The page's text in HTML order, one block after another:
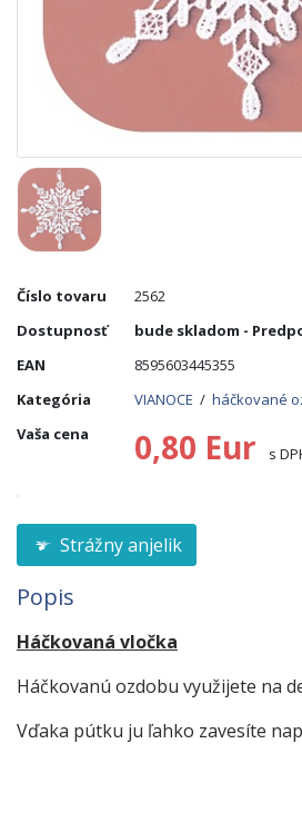
Číslo tovaru
2562
Dostupnosť
bude skladom -
EAN
8595603445355
Kategória
VIANOCE / háčkované
Vaša cena
0,80 Eur s
Strážny anjelik
Popis
Háčkovaná vločka
Háčkovanú ozdobu využijete na
Vďaka pútku ju ľahko zavesíte